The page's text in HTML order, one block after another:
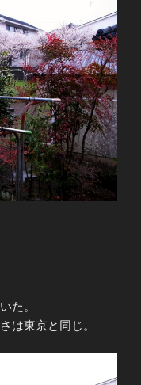
た。
は東京と同じ。